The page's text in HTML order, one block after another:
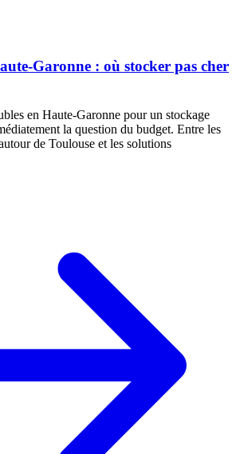
Garonne : où stocker pas cher
en Haute-Garonne pour un stockage
la question du budget. Entre les
de Toulouse et les solutions